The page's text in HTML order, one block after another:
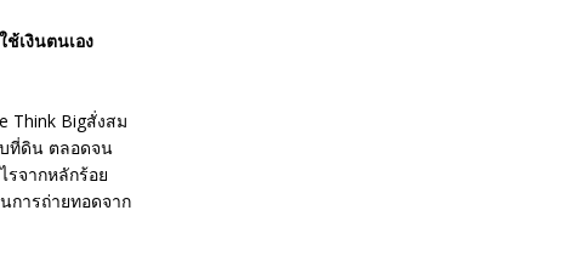
เงินตนเอง
Think Bigสั่งสม
ที่ดิน ตลอดจน
จากหลักร้อย
การถ่ายทอดจาก